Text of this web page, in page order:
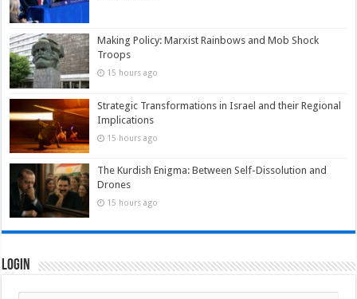
Making Policy: Marxist Rainbows and Mob Shock
Troops
15 hours ago
Strategic Transformations in Israel and their Regional
Implications
15 hours ago
The Kurdish Enigma: Between Self-Dissolution and
Drones
15 hours ago
Login